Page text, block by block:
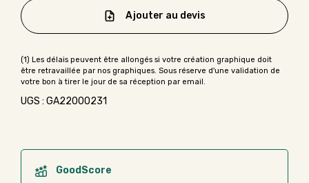
Ajouter au devis
UGS : GA22000231
GoodScore